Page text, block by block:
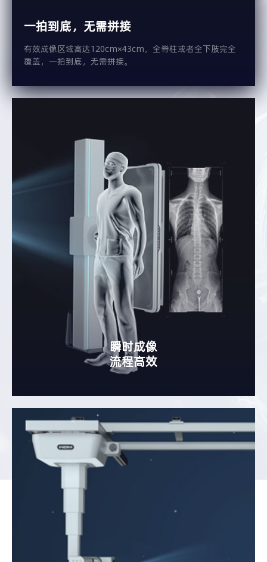
一拍到底，无需拼接
有效成像区域高达120cm×43cm，全脊柱或者全下肢完全
覆盖，一拍到底，无需拼接。
瞬时成像
流程高效